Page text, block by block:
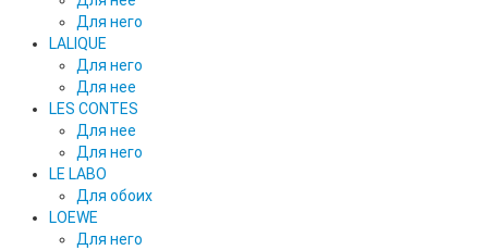
Для него
LALIQUE
Для него
Для нее
LES CONTES
Для нее
Для него
LE LABO
Для обоих
LOEWE
Для него